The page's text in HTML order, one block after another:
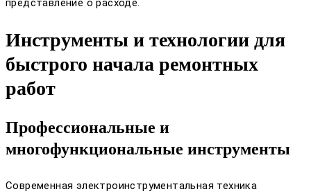
представление о расходе.
Инструменты и технологии для
быстрого начала ремонтных
работ
Профессиональные и
многофункциональные инструменты
Современная электроинструментальная техника